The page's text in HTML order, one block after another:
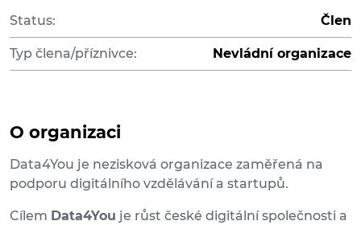
Status: Člen
Typ člena/příznivce: Nevládní organizace
O organizaci
Data4You je nezisková organizace zaměřená na
podporu digitálního vzdělávání a startupů.
Cílem Data4You je růst české digitální společnosti a